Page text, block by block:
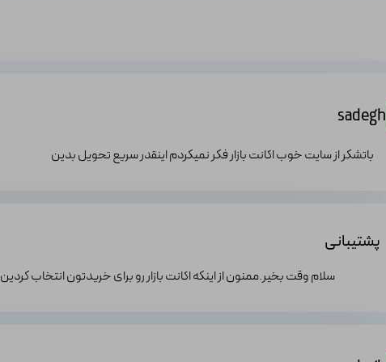
sadegh
باتشکر از سایت خوب اکانت بازار فکر نمیکردم اینقدر سریع تحویل بدین
پشتیبانی
سلام وقت بخیر.ممنون از اینکه اکانت بازار رو برای خریدتون انتخاب کردین